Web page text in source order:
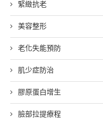
緊緻抗老
美容整形
老化失能預防
肌少症防治
膠原蛋白增生
臉部拉提療程